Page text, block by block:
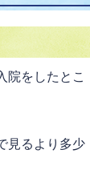
院をしたとこ
見るより多少